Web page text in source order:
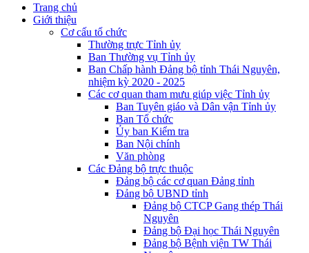
Trang chủ
Giới thiệu
Cơ cấu tổ chức
Thường trực Tỉnh ủy
Ban Thường vụ Tỉnh ủy
Ban Chấp hành Đảng bộ tỉnh Thái Nguyên,
nhiệm kỳ 2020 - 2025
Các cơ quan tham mưu giúp việc Tỉnh ủy
Ban Tuyên giáo và Dân vận Tỉnh ủy
Ban Tổ chức
Ủy ban Kiểm tra
Ban Nội chính
Văn phòng
Các Đảng bộ trực thuộc
Đảng bộ các cơ quan Đảng tỉnh
Đảng bộ UBND tỉnh
Đảng bộ CTCP Gang thép Thái
Nguyên
Đảng bộ Đại học Thái Nguyên
Đảng bộ Bệnh viện TW Thái